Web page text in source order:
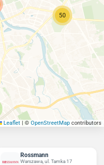
50
Leaflet | © OpenStreetMap contributors
Rossmann
Warszawa, ul. Tamka 17